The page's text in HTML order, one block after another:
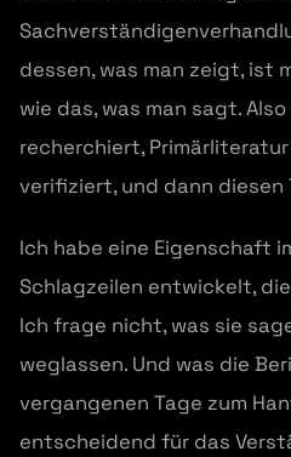
dessen, was man zeigt, ist
wie das, was man sagt.
recherchiert,
verifiziert, und dann diesen
Ich habe eine Eigenschaft
Schlagzeilen entwickelt,
Ich frage nicht, was sie
weglassen. Und was die
vergangenen Tage zum
entscheidend für das